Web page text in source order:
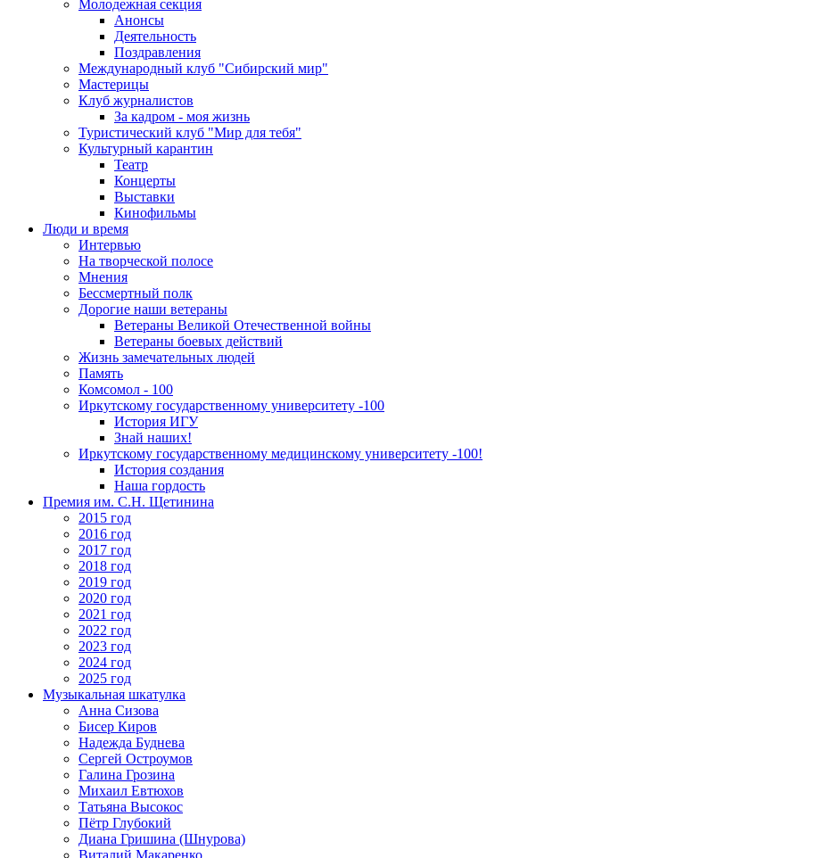
Молодежная секция
Анонсы
Деятельность
Поздравления
Международный клуб "Сибирский мир"
Мастерицы
Клуб журналистов
За кадром - моя жизнь
Туристический клуб "Мир для тебя"
Культурный карантин
Театр
Концерты
Выставки
Кинофильмы
Люди и время
Интервью
На творческой полосе
Мнения
Бессмертный полк
Дорогие наши ветераны
Ветераны Великой Отечественной войны
Ветераны боевых действий
Жизнь замечательных людей
Память
Комсомол - 100
Иркутскому государственному университету -100
История ИГУ
Знай наших!
Иркутскому государственному медицинскому университету -100!
История создания
Наша гордость
Премия им. С.Н. Щетинина
2015 год
2016 год
2017 год
2018 год
2019 год
2020 год
2021 год
2022 год
2023 год
2024 год
2025 год
Музыкальная шкатулка
Анна Сизова
Бисер Киров
Надежда Буднева
Сергей Остроумов
Галина Грозина
Михаил Евтюхов
Татьяна Высокос
Пётр Глубокий
Диана Гришина (Шнурова)